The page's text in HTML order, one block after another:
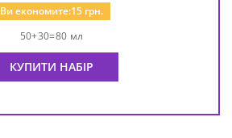
Ви економите:15 грн.
50+30=80 мл
КУПИТИ НАБІР